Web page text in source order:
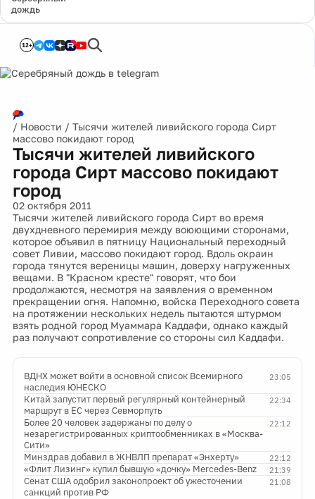
дождь
12+
/ Новости / Тысячи жителей ливийского города Сирт
массово покидают город
Тысячи жителей ливийского
города Сирт массово покидают
город
02 октября 2011
Тысячи жителей ливийского города Сирт во время
двухдневного перемирия между воюющими сторонами,
которое объявил в пятницу Национальный переходный
совет Ливии, массово покидают город. Вдоль окраин
города тянутся вереницы машин, доверху нагруженных
вещами. В "Красном кресте" говорят, что бои
продолжаются, несмотря на заявления о временном
прекращении огня. Напомню, войска Переходного совета
на протяжении нескольких недель пытаются штурмом
взять родной город Муаммара Каддафи, однако каждый
раз получают сопротивление со стороны сил Каддафи.
23:05
ВДНХ может войти в основной список Всемирного
наследия ЮНЕСКО
22:34
Китай запустит первый регулярный контейнерный
маршрут в ЕС через Севморпуть
22:12
Более 20 человек задержаны по делу о
незарегистрированных криптообменниках в «Москва-
Сити»
22:12
Минздрав добавил в ЖНВЛП препарат «Энхерту»
21:39
«Флит Лизинг» купил бывшую «дочку» Mercedes-Benz
21:08
Сенат США одобрил законопроект об ужесточении
санкций против РФ